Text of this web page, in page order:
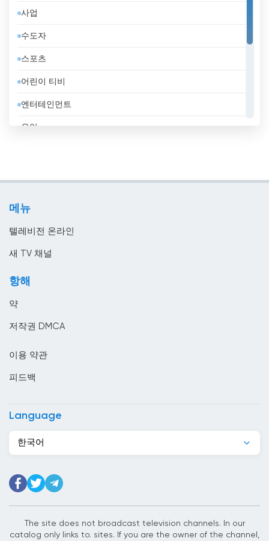
독일
라트비아
러시아
레바논
루마니아
몬테네그로
몰디브
미얀마
바베이도스
사업
수도자
스포츠
어린이 티비
엔터테인먼트
음악
메뉴
텔레비전 온라인
새 TV 채널
항해
약
저작권 DMCA
이용 약관
피드백
Language
한국어
The site does not broadcast television channels. In our
catalog only links to. sites. If you are the owner of the channel,